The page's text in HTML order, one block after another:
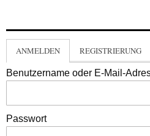
ANMELDEN REGISTRIERUNG
Benutzername oder E-Mail-
Passwort